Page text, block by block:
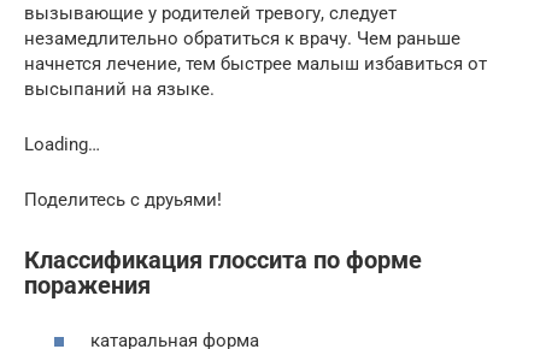
вызывающие у родителей тревогу, следует
незамедлительно обратиться к врачу. Чем раньше
начнется лечение, тем быстрее малыш избавиться от
высыпаний на языке.
Loading…
Поделитесь с друьями!
Классификация глоссита по форме
поражения
катаральная форма